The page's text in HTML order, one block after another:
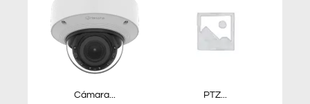
Cámara... PTZ...